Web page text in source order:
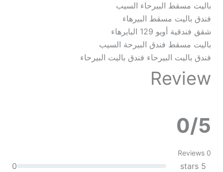
باليت مسقط البيرحاء السيب
فندق باليت مسقط البيرهاء
شقق فندقية أويو 129 البايرهاء
باليت مسقط فندق البيرحة السيب
فندق باليت البيرحاء فندق باليت البيرحاء
Review
0/5
0 Reviews
5 stars
0